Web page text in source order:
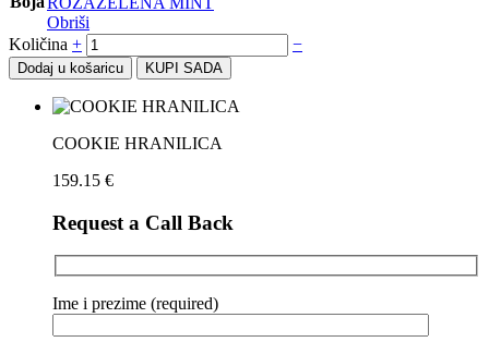
Obriši
Količina + −
Dodaj u košaricu KUPI SADA
COOKIE HRANILICA
159.15 €
Request a Call Back
Ime i prezime (required)